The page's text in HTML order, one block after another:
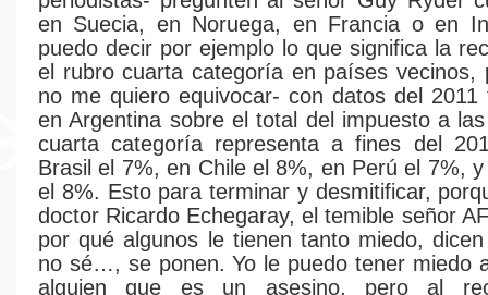
en Suecia, en Noruega, en Francia o en
puedo decir por ejemplo lo que significa la
el rubro cuarta categoría en países vecinos,
no me quiero equivocar- con datos del 2011
en Argentina sobre el total del impuesto a
cuarta categoría representa a fines del
Brasil el 7%, en Chile el 8%, en Perú el 7%,
el 8%. Esto para terminar y desmitificar,
doctor Ricardo Echegaray, el temible señor
por qué algunos le tienen tanto miedo,
no sé…, se ponen. Yo le puedo tener miedo
alguien que es un asesino, pero al